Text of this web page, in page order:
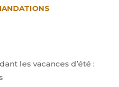
les vacances d’été :